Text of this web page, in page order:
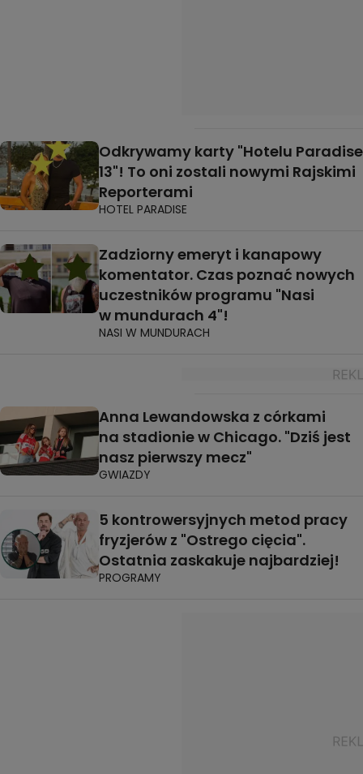
Odkrywamy karty "Hotelu Paradise
13"! To oni zostali nowymi Rajskimi
Reporterami
HOTEL PARADISE
Zadziorny emeryt i kanapowy
komentator. Czas poznać nowych
uczestników programu "Nasi
w mundurach 4"!
NASI W MUNDURACH
Anna Lewandowska z córkami
na stadionie w Chicago. "Dziś jest
nasz pierwszy mecz"
GWIAZDY
5 kontrowersyjnych metod pracy
fryzjerów z "Ostrego cięcia".
Ostatnia zaskakuje najbardziej!
PROGRAMY